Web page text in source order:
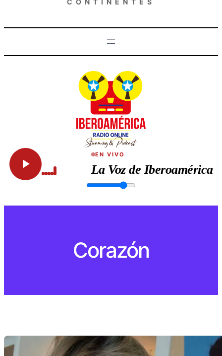
CONTINENTES
EN VIVO
La Voz de Iberoamérica
Corazón